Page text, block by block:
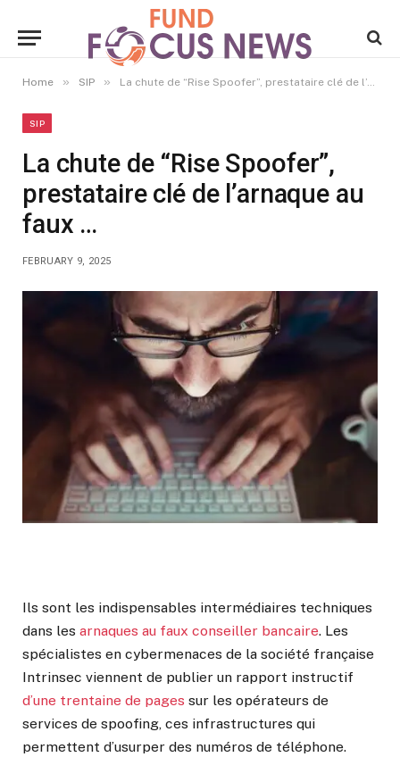
Home » SIP » La chute de “Rise Spoofer”, prestataire clé de l’arnaque au faux …
SIP
La chute de “Rise Spoofer”,
prestataire clé de l’arnaque au
faux …
FEBRUARY 9, 2025
Ils sont les indispensables intermédiaires techniques
dans les arnaques au faux conseiller bancaire. Les
spécialistes en cybermenaces de la société française
Intrinsec viennent de publier un rapport instructif
d’une trentaine de pages sur les opérateurs de
services de spoofing, ces infrastructures qui
permettent d’usurper des numéros de téléphone.